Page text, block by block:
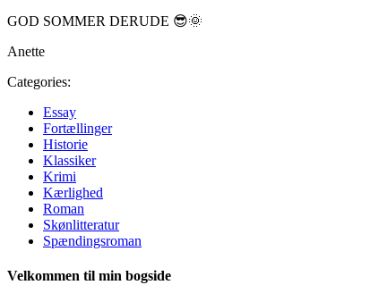
GOD SOMMER DERUDE 😎🌞
Anette
Categories:
Essay
Fortællinger
Historie
Klassiker
Krimi
Kærlighed
Roman
Skønlitteratur
Spændingsroman
Velkommen til min bogside